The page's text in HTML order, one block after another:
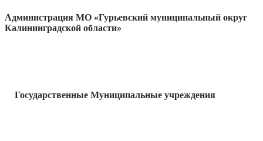
Администрация МО «Гурьевский муниципальный округ
Калининградской области»
Государственные Муниципальные учреждения